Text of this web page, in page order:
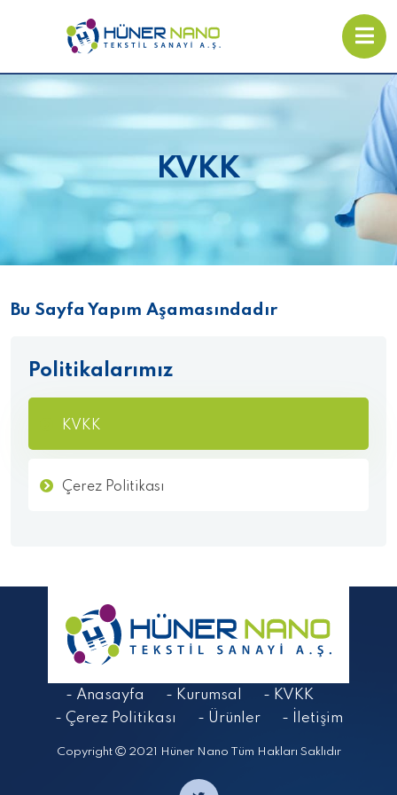
KVKK
Bu Sayfa Yapım Aşamasındadır
Politikalarımız
KVKK
Çerez Politikası
- Anasayfa - Kurumsal
- KVKK
- Çerez Politikası
- Ürünler - İletişim
Copyright 2021 Hüner Nano Tüm Hakları Saklıdır